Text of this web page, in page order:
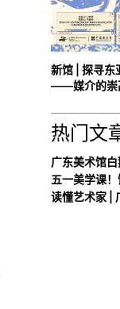
新馆 | 探寻东
——媒介的崇
热门文
广东美术馆
五一美学课
读懂艺术家 |